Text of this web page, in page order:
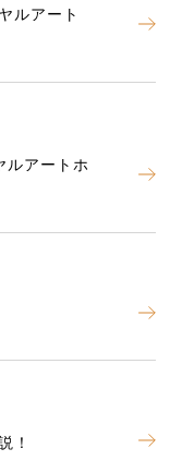
ルアート
ルアートホ
！